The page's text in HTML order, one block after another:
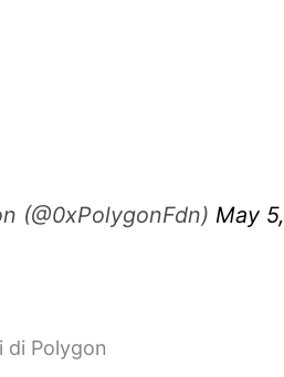
(@0xPolygonFdn) May 5,
di Polygon